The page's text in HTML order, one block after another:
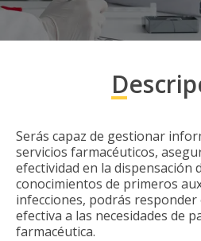
Serás capaz de gestionar
servicios farmacéuticos,
efectividad en la dispensación
conocimientos de primeros
infecciones, podrás responder
efectiva a las necesidades de
farmacéutica.